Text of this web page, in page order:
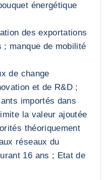
énergétique
des exportations
; manque de mobilité
de change
et de R&D ;
importés dans
la valeur ajoutée
théoriquement
réseaux du
16 ans ; Etat de